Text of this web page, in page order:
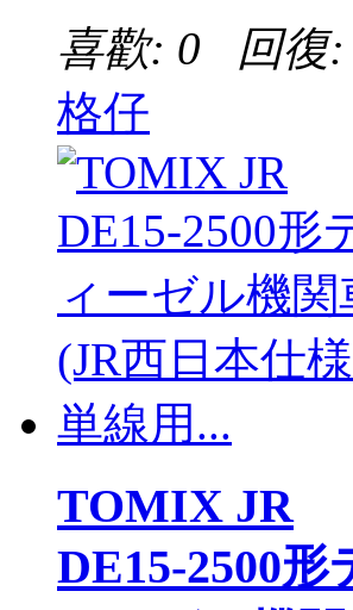
喜歡: 0 回復:
格仔
TOMIX JR
DE15-2500形